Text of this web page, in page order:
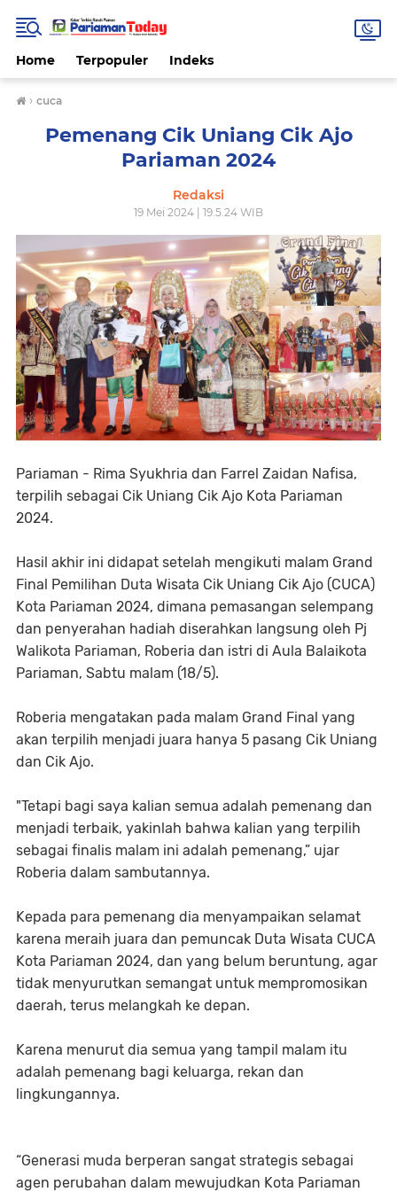
Home Terpopuler Indeks
› cuca
Pemenang Cik Uniang Cik Ajo
Pariaman 2024
Redaksi
19 Mei 2024 | 19.5.24 WIB
Pariaman - Rima Syukhria dan Farrel Zaidan Nafisa,
terpilih sebagai Cik Uniang Cik Ajo Kota Pariaman
2024.
Hasil akhir ini didapat setelah mengikuti malam Grand
Final Pemilihan Duta Wisata Cik Uniang Cik Ajo (CUCA)
Kota Pariaman 2024, dimana pemasangan selempang
dan penyerahan hadiah diserahkan langsung oleh Pj
Walikota Pariaman, Roberia dan istri di Aula Balaikota
Pariaman, Sabtu malam (18/5).
Roberia mengatakan pada malam Grand Final yang
akan terpilih menjadi juara hanya 5 pasang Cik Uniang
dan Cik Ajo.
"Tetapi bagi saya kalian semua adalah pemenang dan
menjadi terbaik, yakinlah bahwa kalian yang terpilih
sebagai finalis malam ini adalah pemenang,” ujar
Roberia dalam sambutannya.
Kepada para pemenang dia menyampaikan selamat
karena meraih juara dan pemuncak Duta Wisata CUCA
Kota Pariaman 2024, dan yang belum beruntung, agar
tidak menyurutkan semangat untuk mempromosikan
daerah, terus melangkah ke depan.
Karena menurut dia semua yang tampil malam itu
adalah pemenang bagi keluarga, rekan dan
lingkungannya.
“Generasi muda berperan sangat strategis sebagai
agen perubahan dalam mewujudkan Kota Pariaman